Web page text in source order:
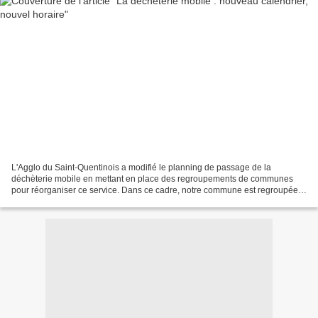
L'Agglo du Saint-Quentinois a modifié le planning de passage de la
déchèterie mobile en mettant en place des regroupements de communes
pour réorganiser ce service. Dans ce cadre, notre commune est regroupée